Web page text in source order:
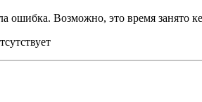
ошибка. Возможно, это время занято